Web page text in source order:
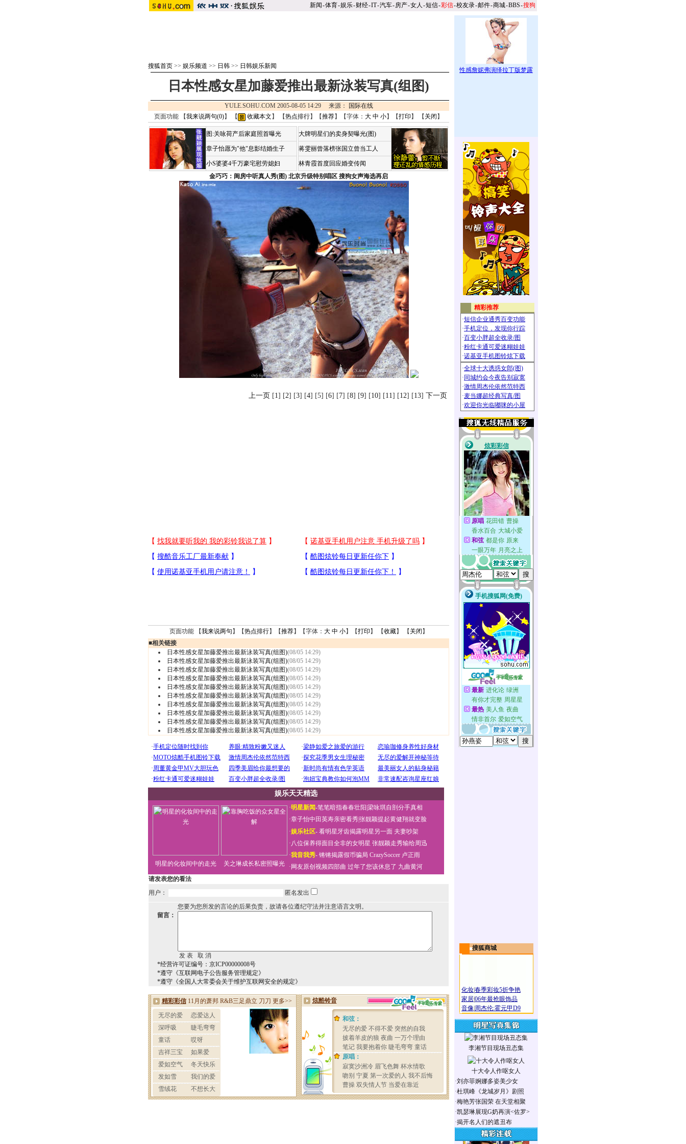
新闻-体育-娱乐-财经-IT-汽车-房产-女人 -短信-彩信-校友录-邮件-商城-BBS-搜狗
搜狐首页 >> 娱乐频道 >> 日韩 >> 日韩娱乐新闻
日本性感女星加藤爱推出最新泳装写真(组图)
YULE.SOHU.COM 2005-08-05 14:29 来源：
国际在线
页面功能 【我来说两句(0)】 【 收藏本文 】 【热点排行】【推荐】【字体： 大 中 小】【打印 】 【 关闭 】
图:关咏荷产后家庭照首曝光
章子怡愿为"他"息影结婚生子
小S婆婆4千万豪宅慰劳媳妇
大牌明星们的卖身契曝光(图)
蒋雯丽曾落榜张国立曾当工人
林青霞首度回应婚变传闻
金巧巧：闺房中听真人秀(图) 北京升级特别唱区 搜狗女声海选再启
上一页 [1] [2] [3] [4] [5] [6] [7] [8] [9] [10] [11] [12] [13] 下一页
页面功能 【我来说两句 】【热点排行】【推荐】【字体： 大 中 小】【打印 】 【收藏】 【 关闭 】
■相关链接
日本性感女星加藤爱推出最新泳装写真(组图)(08/05 14:29)
日本性感女星加藤爱推出最新泳装写真(组图)(08/05 14:29)
日本性感女星加藤爱推出最新泳装写真(组图)(08/05 14:29)
日本性感女星加藤爱推出最新泳装写真(组图)(08/05 14:29)
日本性感女星加藤爱推出最新泳装写真(组图)(08/05 14:29)
日本性感女星加藤爱推出最新泳装写真(组图)(08/05 14:29)
日本性感女星加藤爱推出最新泳装写真(组图)(08/05 14:29)
日本性感女星加藤爱推出最新泳装写真(组图)(08/05 14:29)
日本性感女星加藤爱推出最新泳装写真(组图)(08/05 14:29)
日本性感女星加藤爱推出最新泳装写真(组图)(08/05 14:29)
娱乐天天精选
明星的化妆间中的走光 关之琳成长私密照曝光
·明星新闻-笔笔暗指春春壮阳 梁咏琪自剖分手真相
·章子怡中田英寿亲密看秀张靓颖提起黄健翔就变脸
·娱乐社区- 看明星牙齿揭露明星另一面 夫妻吵架
·八位保养得面目全非的女明星 张靓颖走秀输给周迅
·我音我秀- 锵锵揭露假币骗局 CrazySoccer 卢正雨
· 网友原创视频四部曲 过年了您该休息了 九曲黄河
请发表您的看法
用户：
匿名发出
您要为您所发的言论的后果负责，故请各位遵纪守法并注意语言文明。
留言：
*经营许可证编号：京ICP00000008号
*遵守《互联网电子公告服务管理规定》
*遵守《全国人大常委会关于维护互联网安全的规定》
搜狐商城
化妆春季彩妆5折争艳
家居06年最抢眼饰品
音像 周杰伦:霍元甲D9
李湘节目现场丑态集
十大令人作呕女人
·刘亦菲婀娜多姿美少女
·杜琪峰《龙城岁月》剧照
·梅艳芳张国荣 在天堂相聚
·凯瑟琳展现G奶再演<佐罗>
·揭开名人们的遮丑布